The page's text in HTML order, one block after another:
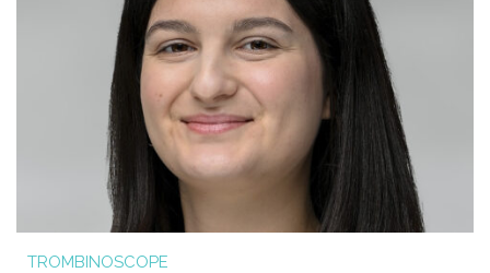
TROMBINOSCOPE